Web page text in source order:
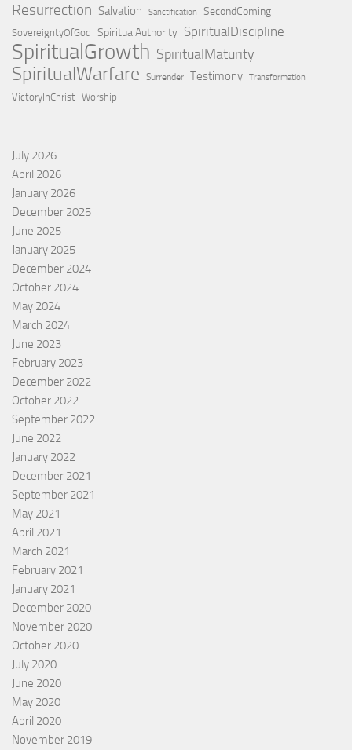
Resurrection Salvation Sanctification SecondComing
SovereigntyOfGod SpiritualAuthority SpiritualDiscipline
SpiritualGrowth SpiritualMaturity
SpiritualWarfare Surrender Testimony Transformation
VictoryInChrist Worship
July 2026
April 2026
January 2026
December 2025
June 2025
January 2025
December 2024
October 2024
May 2024
March 2024
June 2023
February 2023
December 2022
October 2022
September 2022
June 2022
January 2022
December 2021
September 2021
May 2021
April 2021
March 2021
February 2021
January 2021
December 2020
November 2020
October 2020
July 2020
June 2020
May 2020
April 2020
November 2019